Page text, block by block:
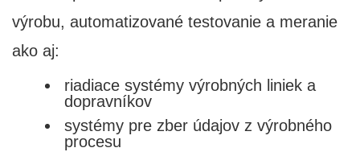
výrobu, automatizované testovanie a meranie
ako aj:
riadiace systémy výrobných liniek a
dopravníkov
systémy pre zber údajov z výrobného
procesu